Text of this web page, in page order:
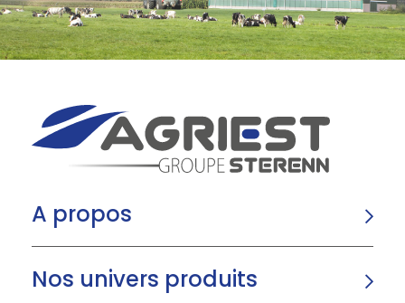
A propos
Nos univers produits